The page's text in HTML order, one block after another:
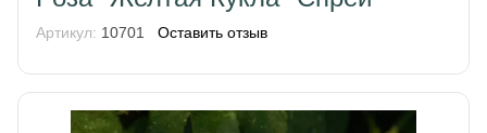
Артикул: 10701 Оставить отзыв